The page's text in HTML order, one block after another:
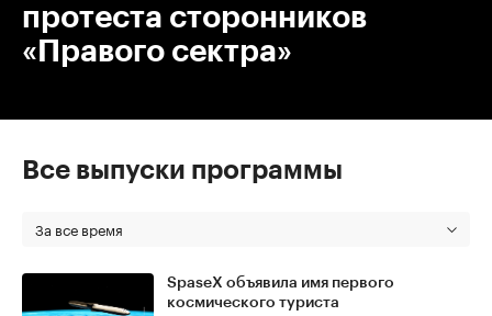
протеста сторонников
«Правого сектра»
Все выпуски программы
За все время
SpaseX объявила имя первого
космического туриста